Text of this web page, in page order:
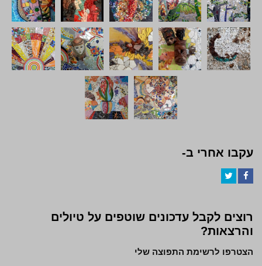
עקבו אחרי ב-
רוצים לקבל עדכונים שוטפים על טיולים
והרצאות?
הצטרפו לרשימת התפוצה שלי